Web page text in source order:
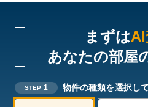
まずは
あなたの部屋
STEP 1 物件の種類を選択し